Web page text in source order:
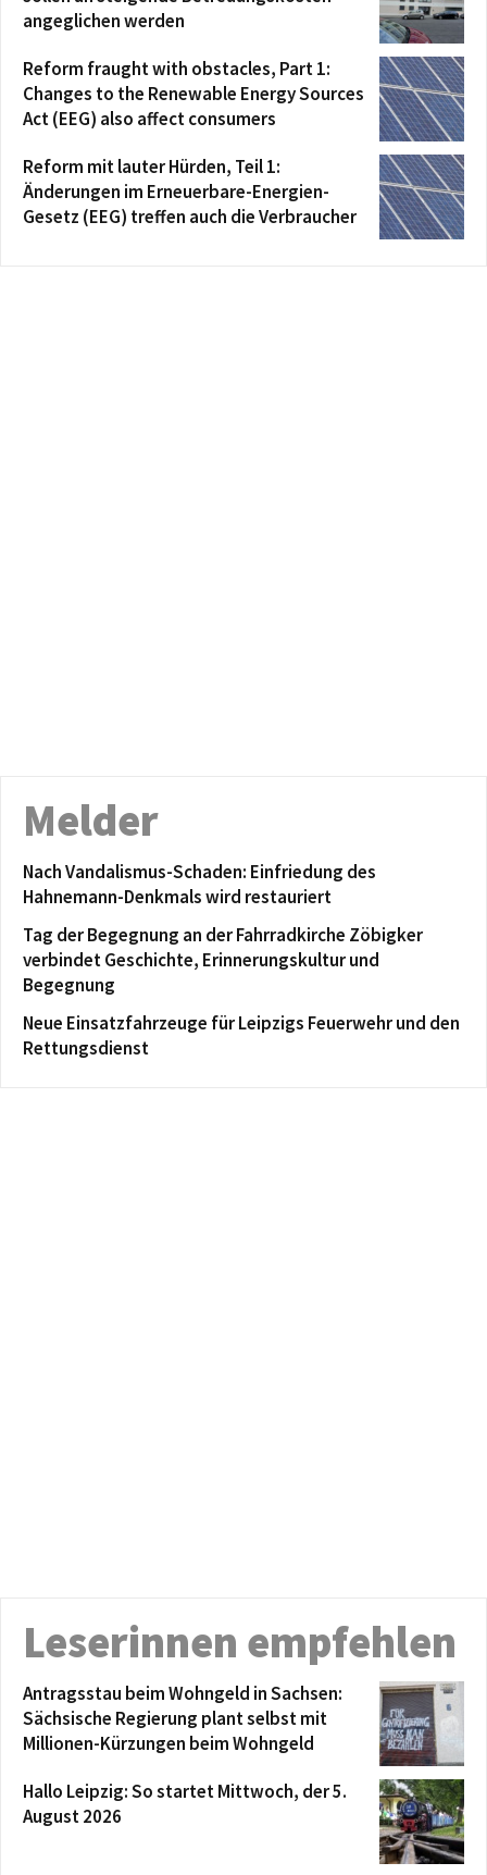
angeglichen werden
Reform fraught with obstacles, Part 1:
Changes to the Renewable Energy Sources
Act (EEG) also affect consumers
Reform mit lauter Hürden, Teil 1:
Änderungen im Erneuerbare-Energien-
Gesetz (EEG) treffen auch die Verbraucher
Melder
Nach Vandalismus-Schaden: Einfriedung des
Hahnemann-Denkmals wird restauriert
Tag der Begegnung an der Fahrradkirche Zöbigker
verbindet Geschichte, Erinnerungskultur und
Begegnung
Neue Einsatzfahrzeuge für Leipzigs Feuerwehr und den
Rettungsdienst
Leserinnen empfehlen
Antragsstau beim Wohngeld in Sachsen:
Sächsische Regierung plant selbst mit
Millionen-Kürzungen beim Wohngeld
Hallo Leipzig: So startet Mittwoch, der 5.
August 2026